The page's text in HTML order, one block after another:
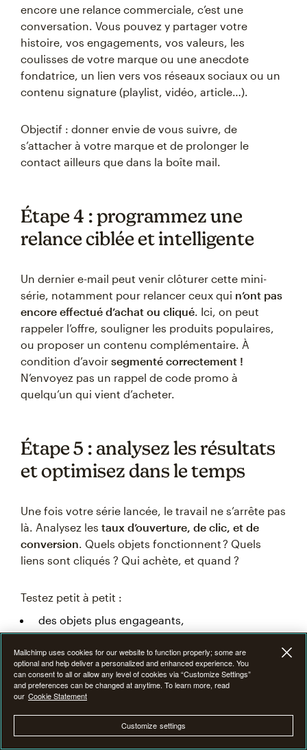
encore une relance commerciale, c’est une
conversation. Vous pouvez y partager votre
histoire, vos engagements, vos valeurs, les
coulisses de votre marque ou une anecdote
fondatrice, un lien vers vos réseaux sociaux ou un
contenu signature (playlist, vidéo, article…).
Objectif : donner envie de vous suivre, de
s’attacher à votre marque et de prolonger le
contact ailleurs que dans la boîte mail.
Étape 4 : programmez une
relance ciblée et intelligente
Un dernier e-mail peut venir clôturer cette mini-
série, notamment pour relancer ceux qui n’ont pas
encore effectué d’achat ou cliqué . Ici, on peut
rappeler l’offre, souligner les produits populaires,
ou proposer un contenu complémentaire. À
condition d’avoir segmenté correctement !
N’envoyez pas un rappel de code promo à
quelqu’un qui vient d’acheter.
Étape 5 : analysez les résultats
et optimisez dans le temps
Une fois votre série lancée, le travail ne s’arrête pas
là. Analysez les taux d’ouverture, de clic, et de
conversion . Quels objets fonctionnent ? Quels
liens sont cliqués ? Qui achète, et quand ?
Testez petit à petit :
des objets plus engageants,
des délais plus courts ou plus longs entre les e-
mails.
L’objectif est d’affiner votre série pour qu’elle
corresponde au plus près à votre audience. Même
Mailchimp uses cookies for our website to function properly; some are
optional and help deliver a personalized and enhanced experience. You
can consent to all or allow any level of cookies via “Customize Settings”
and preferences can be changed at anytime. To learn more, read
our Cookie Statement
Customize settings